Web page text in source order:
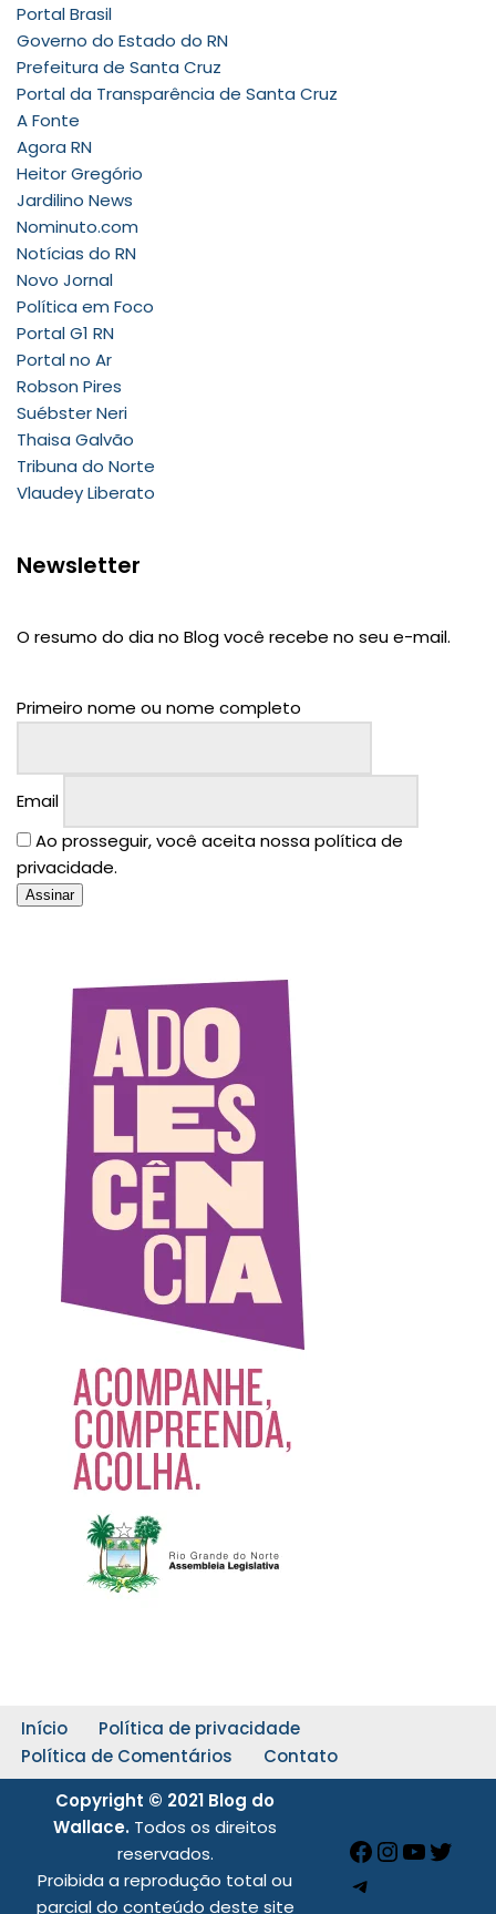
Portal Brasil
Governo do Estado do RN
Prefeitura de Santa Cruz
Portal da Transparência de Santa Cruz
A Fonte
Agora RN
Heitor Gregório
Jardilino News
Nominuto.com
Notícias do RN
Novo Jornal
Política em Foco
Portal G1 RN
Portal no Ar
Robson Pires
Suébster Neri
Thaisa Galvão
Tribuna do Norte
Vlaudey Liberato
Newsletter
O resumo do dia no Blog você recebe no seu e-mail.
Primeiro nome ou nome completo
Email
Ao prosseguir, você aceita nossa política de
privacidade.
Início
Política de privacidade
Política de Comentários
Contato
Copyright © 2021 Blog do
Wallace. Todos os direitos
reservados.
Proibida a reprodução total ou
parcial do conteúdo deste site